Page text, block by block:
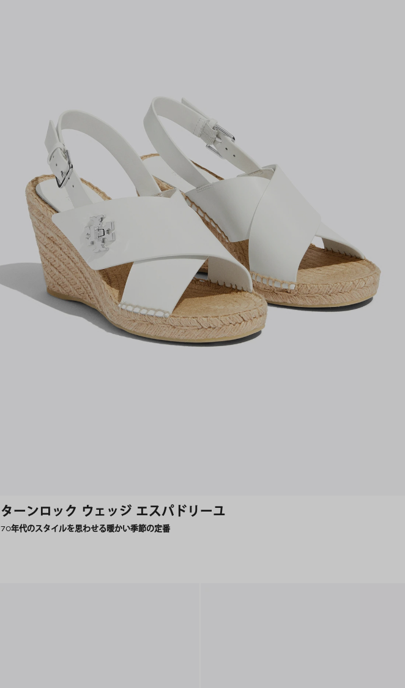
ターンロック ウェッジ エスパドリーユ
70年代のスタイルを思わせる暖かい季節の定番